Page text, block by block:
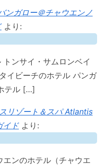
ガロー＠チャウエンノ
より:
ンサイ・サムロンベイ
イビーチのホテル パンガ
テル […]
リゾート＆スパ Atlantis
イド より:
ンのホテル（チャウエ